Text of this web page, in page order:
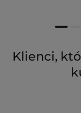
Klienci,